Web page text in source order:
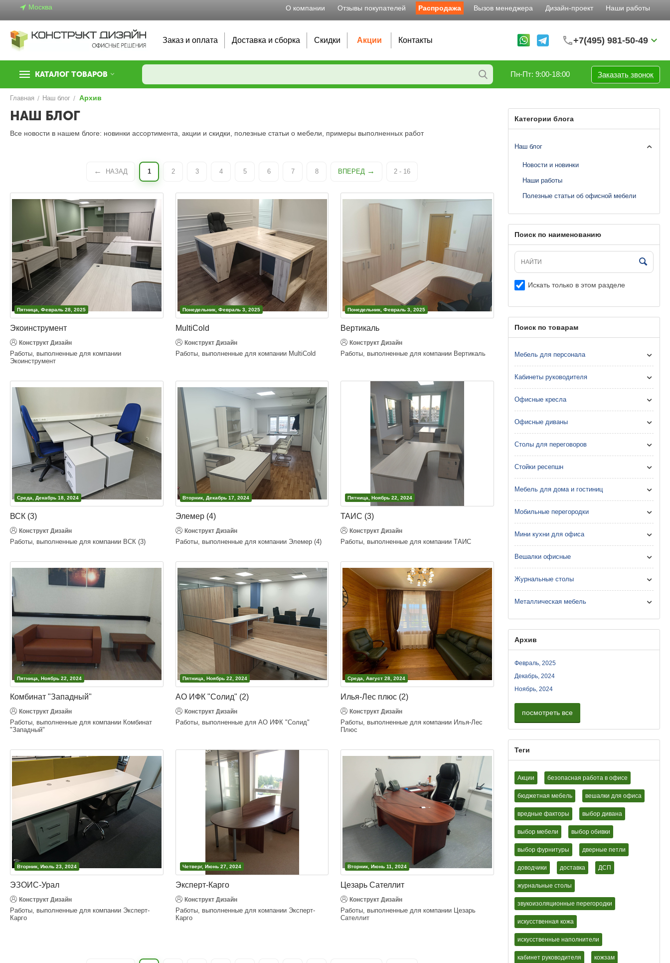
Москва О компании Отзывы покупателей Распродажа Вызов менеджера Дизайн-проект Наши работы
Заказ и оплата Доставка и сборка Скидки Акции Контакты +7(495) 981-50-49
КАТАЛОГ ТОВАРОВ Заказать звонок
Пн-Пт: 9:00-18:00
Главная / Наш блог / Архив
НАШ БЛОГ
Все новости в нашем блоге: новинки ассортимента, акции и скидки, полезные статьи о мебели, примеры выполненных работ
НАЗАД 1 2 3 4 5 6 7 8 ВПЕРЕД 2 - 16
Пятница, Февраль 28, 2025
Экоинструмент
Конструкт Дизайн
Работы, выполненные для компании
Экоинструмент
Понедельник, Февраль 3, 2025
MultiCold
Конструкт Дизайн
Работы, выполненные для компании MultiCold
Понедельник, Февраль 3, 2025
Вертикаль
Конструкт Дизайн
Работы, выполненные для компании Вертикаль
Среда, Декабрь 18, 2024
ВСК (3)
Конструкт Дизайн
Работы, выполненные для компании ВСК (3)
Вторник, Декабрь 17, 2024
Элемер (4)
Конструкт Дизайн
Работы, выполненные для компании Элемер (4)
Пятница, Ноябрь 22, 2024
ТАИС (3)
Конструкт Дизайн
Работы, выполненные для компании ТАИС
Пятница, Ноябрь 22, 2024
Комбинат "Западный"
Конструкт Дизайн
Работы, выполненные для компании Комбинат
"Западный"
Пятница, Ноябрь 22, 2024
АО ИФК "Солид" (2)
Конструкт Дизайн
Работы, выполненные для АО ИФК "Солид"
Среда, Август 28, 2024
Илья-Лес плюс (2)
Конструкт Дизайн
Работы, выполненные для компании Илья-Лес
Плюс
Вторник, Июль 23, 2024
ЭЗОИС-Урал
Конструкт Дизайн
Работы, выполненные для компании Эксперт-
Карго
Четверг, Июнь 27, 2024
Эксперт-Карго
Конструкт Дизайн
Работы, выполненные для компании Эксперт-
Карго
Вторник, Июнь 11, 2024
Цезарь Сателлит
Конструкт Дизайн
Работы, выполненные для компании Цезарь
Сателлит
Категории блога
Наш блог
Новости и новинки
Наши работы
Полезные статьи об офисной мебели
Поиск по наименованию
Искать только в этом разделе
Поиск по товарам
Мебель для персонала
Кабинеты руководителя
Офисные кресла
Офисные диваны
Столы для переговоров
Стойки ресепшн
Мебель для дома и гостиниц
Мобильные перегородки
Мини кухни для офиса
Вешалки офисные
Журнальные столы
Металлическая мебель
Архив
Февраль, 2025
Декабрь, 2024
Ноябрь, 2024
посмотреть все
Теги
Акции безопасная работа в офисе
бюджетная мебель вешалки для офиса
вредные факторы выбор дивана
выбор мебели выбор обивки
выбор фурнитуры дверные петли
доводчики доставка ДСП
журнальные столы
звукоизоляционные перегородки
искусственная кожа
искусственные наполнители
кабинет руководителя кожзам